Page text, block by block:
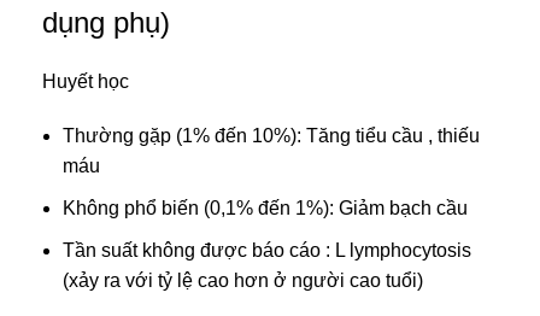
dụng phụ)
Huyết học
Thường gặp (1% đến 10%): Tăng tiểu cầu , thiếu
máu
Không phổ biến (0,1% đến 1%): Giảm bạch cầu
Tần suất không được báo cáo : L lymphocytosis
(xảy ra với tỷ lệ cao hơn ở người cao tuổi)